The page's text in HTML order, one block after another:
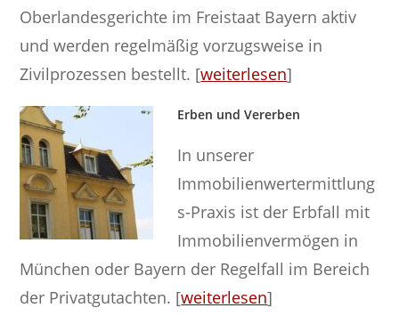
Oberlandesgerichte im Freistaat Bayern aktiv
und werden regelmäßig vorzugsweise in
Zivilprozessen bestellt. [weiterlesen]
Erben und Vererben
In unserer
Immobilienwertermittlung
s-Praxis ist der Erbfall mit
Immobilienvermögen in
München oder Bayern der Regelfall im Bereich
der Privatgutachten. [weiterlesen]